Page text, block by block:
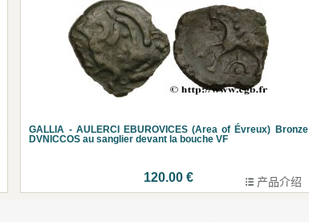
GALLIA - AULERCI EBUROVICES (Area of Évreux) Bronze
DVNICCOS au sanglier devant la bouche VF
120.00 € 产品介绍